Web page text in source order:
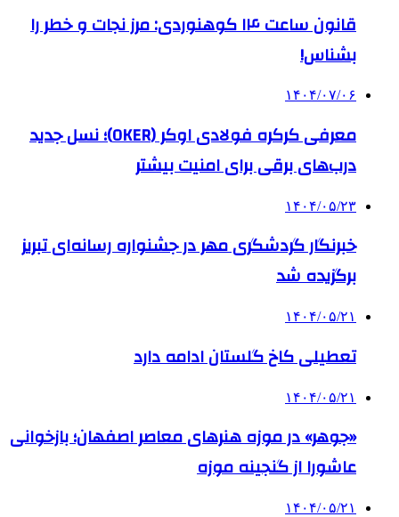
قانون ساعت ۱۴ کوهنوردی: مرز نجات و خطر را
بشناس!
۱۴۰۴/۰۷/۰۶
معرفی کرکره فولادی اوکر (OKER)؛ نسل جدید
درب‌های برقی برای امنیت بیشتر
۱۴۰۴/۰۵/۲۳
خبرنگار گردشگری مهر در جشنواره رسانه‌ای تبریز
برگزیده شد
۱۴۰۴/۰۵/۲۱
تعطیلی کاخ گلستان ادامه دارد
۱۴۰۴/۰۵/۲۱
«جوهر» در موزه هنرهای معاصر اصفهان؛ بازخوانی
عاشورا از گنجینه موزه
۱۴۰۴/۰۵/۲۱